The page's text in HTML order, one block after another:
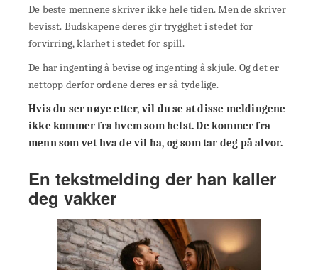
De beste mennene skriver ikke hele tiden. Men de skriver
bevisst. Budskapene deres gir trygghet i stedet for
forvirring, klarhet i stedet for spill.
De har ingenting å bevise og ingenting å skjule. Og det er
nettopp derfor ordene deres er så tydelige.
Hvis du ser nøye etter, vil du se at disse meldingene
ikke kommer fra hvem som helst. De kommer fra
menn som vet hva de vil ha, og som tar deg på alvor.
En tekstmelding der han kaller
deg vakker